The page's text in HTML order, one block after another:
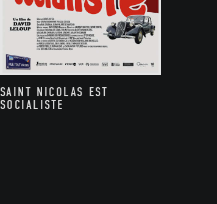
SAINT NICOLAS EST
SOCIALISTE